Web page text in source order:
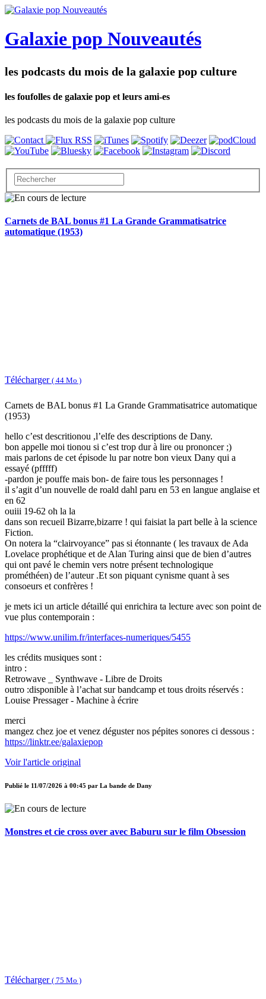
Galaxie pop Nouveautés
les podcasts du mois de la galaxie pop culture
les foufolles de galaxie pop et leurs ami-es
les podcasts du mois de la galaxie pop culture
Carnets de BAL bonus #1 La Grande Grammatisatrice
automatique (1953)
Télécharger ( 44 Mo )
Carnets de BAL bonus #1 La Grande Grammatisatrice automatique
(1953)
hello c’est descritionou ,l’elfe des descriptions de Dany.
bon appelle moi tionou si c’est trop dur à lire ou prononcer ;)
mais parlons de cet épisode lu par notre bon vieux Dany qui a
essayé (pfffff)
-pardon je pouffe mais bon- de faire tous les personnages !
il s’agit d’un nouvelle de roald dahl paru en 53 en langue anglaise et
en 62
ouiii 19-62 oh la la
dans son recueil Bizarre,bizarre ! qui faisiat la part belle à la science
Fiction.
On notera la “clairvoyance” pas si étonnante ( les travaux de Ada
Lovelace prophétique et de Alan Turing ainsi que de bien d’autres
qui ont pavé le chemin vers notre présent technologique
prométhéen) de l’auteur .Et son piquant cynisme quant à ses
consoeurs et confrères !
je mets ici un article détaillé qui enrichira ta lecture avec son point de
vue plus contemporain :
https://www.unilim.fr/interfaces-numeriques/5455
les crédits musiques sont :
intro :
Retrowave _ Synthwave - Libre de Droits
outro :disponible à l’achat sur bandcamp et tous droits réservés :
Louise Pressager - Machine à écrire
merci
mangez chez joe et venez déguster nos pépites sonores ci dessous :
https://linktr.ee/galaxiepop
Voir l'article original
Publié le 11/07/2026 à 00:45 par La bande de Dany
Monstres et cie cross over avec Baburu sur le film Obsession
Télécharger ( 75 Mo )